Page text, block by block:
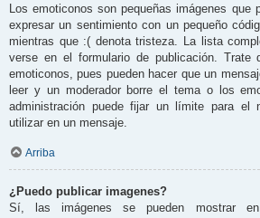
Los emoticonos son pequeñas imágenes que
expresar un sentimiento con un pequeño
mientras que :( denota tristeza. La lista
verse en el formulario de publicación. Trate
emoticonos, pues pueden hacer que un
leer y un moderador borre el tema o los
administración puede fijar un límite para el
utilizar en un mensaje.
Arriba
¿Puedo publicar imagenes?
Sí, las imágenes se pueden mostrar